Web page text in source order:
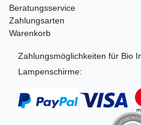
Beratungsservice
Zahlungsarten
Warenkorb
Zahlungsmöglichkeiten für Bio
Lampenschirme: